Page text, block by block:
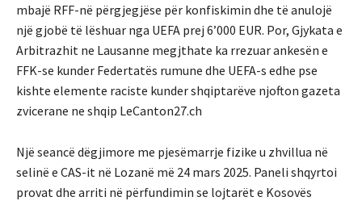
mbajë RFF-në përgjegjëse për konfiskimin dhe të anulojë
një gjobë të lëshuar nga UEFA prej 6’000 EUR. Por, Gjykata e
Arbitrazhit ne Lausanne megjthate ka rrezuar ankesën e
FFK-se kunder Federtatës rumune dhe UEFA-s edhe pse
kishte elemente raciste kunder shqiptarëve njofton gazeta
zvicerane ne shqip LeCanton27.ch
Një seancë dëgjimore me pjesëmarrje fizike u zhvillua në
selinë e CAS-it në Lozanë më 24 mars 2025. Paneli shqyrtoi
provat dhe arriti në përfundimin se lojtarët e Kosovës